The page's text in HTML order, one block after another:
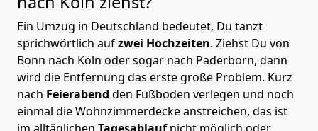
Ein Umzug in Deutschland bedeutet, Du tanzt
sprichwörtlich aufzwei Hochzeiten. Ziehst Du von
Bonn nach Köln oder sogar nach Paderborn, dann
wird die Entfernung das erste große Problem. Kurz
nach Feierabend den Fußboden verlegen und noch
einmal die Wohnzimmerdecke anstreichen, das ist